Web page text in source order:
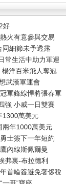
好
火有意參與交易
同細節未予透露
常生活中助力軍運
洋百米飛人奪冠
武漢軍運會
軍鋒線悍將張春軍
強 小威一日雙賽
1300萬美元
兩年1000萬美元
士簽下一年短約
內線斯佩爾曼
弗裏-布拉德利
首輪簽避免奢侈稅